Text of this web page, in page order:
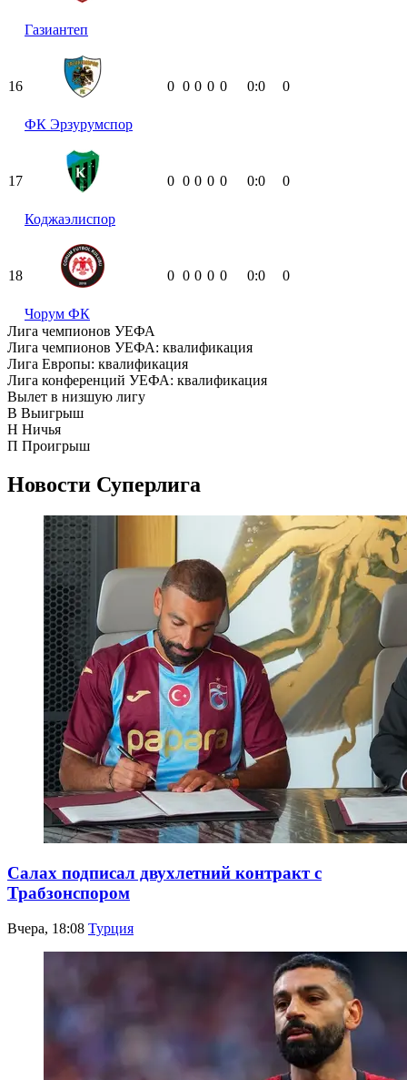
Газиантеп
16
ФК Эрзурумспор
0 0 0 0 0 0:0 0
17
Коджаэлиспор
0 0 0 0 0 0:0 0
18
Чорум ФК
0 0 0 0 0 0:0 0
Лига чемпионов УЕФА
Лига чемпионов УЕФА: квалификация
Лига Европы: квалификация
Лига конференций УЕФА: квалификация
Вылет в низшую лигу
В Выигрыш
Н Ничья
П Проигрыш
Новости Суперлига
Салах подписал двухлетний контракт с
Трабзонспором
Вчера, 18:08 Турция